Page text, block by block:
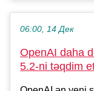
06:00, 14 Дек
OpenAI daha
5.2-ni təqdim